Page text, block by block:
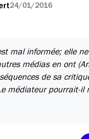
24/01/2016
mal informée; elle
médias en ont
de sa
médiateur pourrait-il